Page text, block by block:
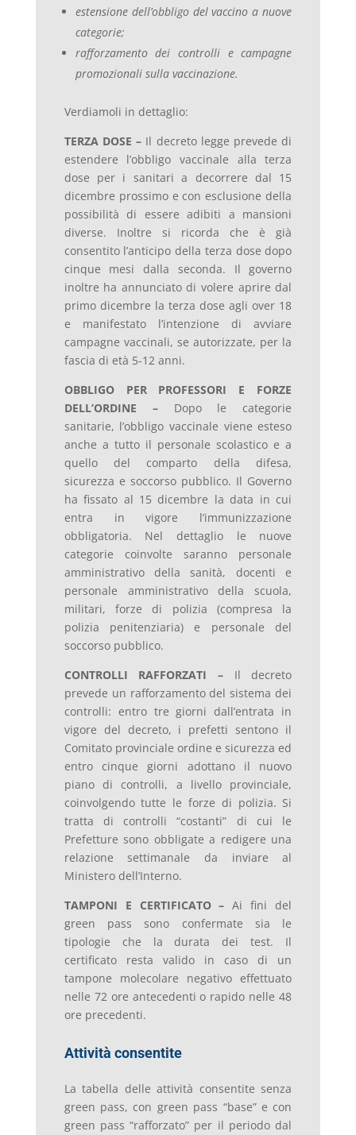
estensione dell’obbligo del vaccino a nuove
categorie;
rafforzamento dei controlli e campagne
promozionali sulla vaccinazione.
Verdiamoli in dettaglio:
TERZA DOSE – Il decreto legge prevede di
estendere l’obbligo vaccinale alla terza
dose per i sanitari a decorrere dal 15
dicembre prossimo e con esclusione della
possibilità di essere adibiti a mansioni
diverse. Inoltre si ricorda che è già
consentito l’anticipo della terza dose dopo
cinque mesi dalla seconda. Il governo
inoltre ha annunciato di volere aprire dal
primo dicembre la terza dose agli over 18
e manifestato l’intenzione di avviare
campagne vaccinali, se autorizzate, per la
fascia di età 5-12 anni.
OBBLIGO PER PROFESSORI E FORZE
DELL’ORDINE –
Dopo le categorie
sanitarie, l’obbligo vaccinale viene esteso
anche a tutto il personale scolastico e a
quello del comparto della difesa,
sicurezza e soccorso pubblico. Il Governo
ha fissato al 15 dicembre la data in cui
entra in vigore l’immunizzazione
obbligatoria. Nel dettaglio le nuove
categorie coinvolte saranno personale
amministrativo della sanità, docenti e
personale amministrativo della scuola,
militari, forze di polizia (compresa la
polizia penitenziaria) e personale del
soccorso pubblico.
CONTROLLI RAFFORZATI –
Il decreto
prevede un rafforzamento del sistema dei
controlli: entro tre giorni dall’entrata in
vigore del decreto, i prefetti sentono il
Comitato provinciale ordine e sicurezza ed
entro cinque giorni adottano il nuovo
piano di controlli, a livello provinciale,
coinvolgendo tutte le forze di polizia. Si
tratta di controlli “costanti” di cui le
Prefetture sono obbligate a redigere una
relazione settimanale da inviare al
Ministero dell’Interno.
TAMPONI E CERTIFICATO – Ai fini del
green pass sono confermate sia le
tipologie che la durata dei test. Il
certificato resta valido in caso di un
tampone molecolare negativo effettuato
nelle 72 ore antecedenti o rapido nelle 48
ore precedenti.
Attività consentite
La tabella delle attività consentite senza
green pass, con green pass “base” e con
green pass “rafforzato” per il periodo dal